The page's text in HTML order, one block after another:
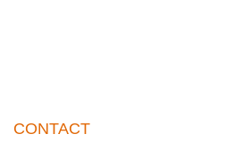
CONTACT